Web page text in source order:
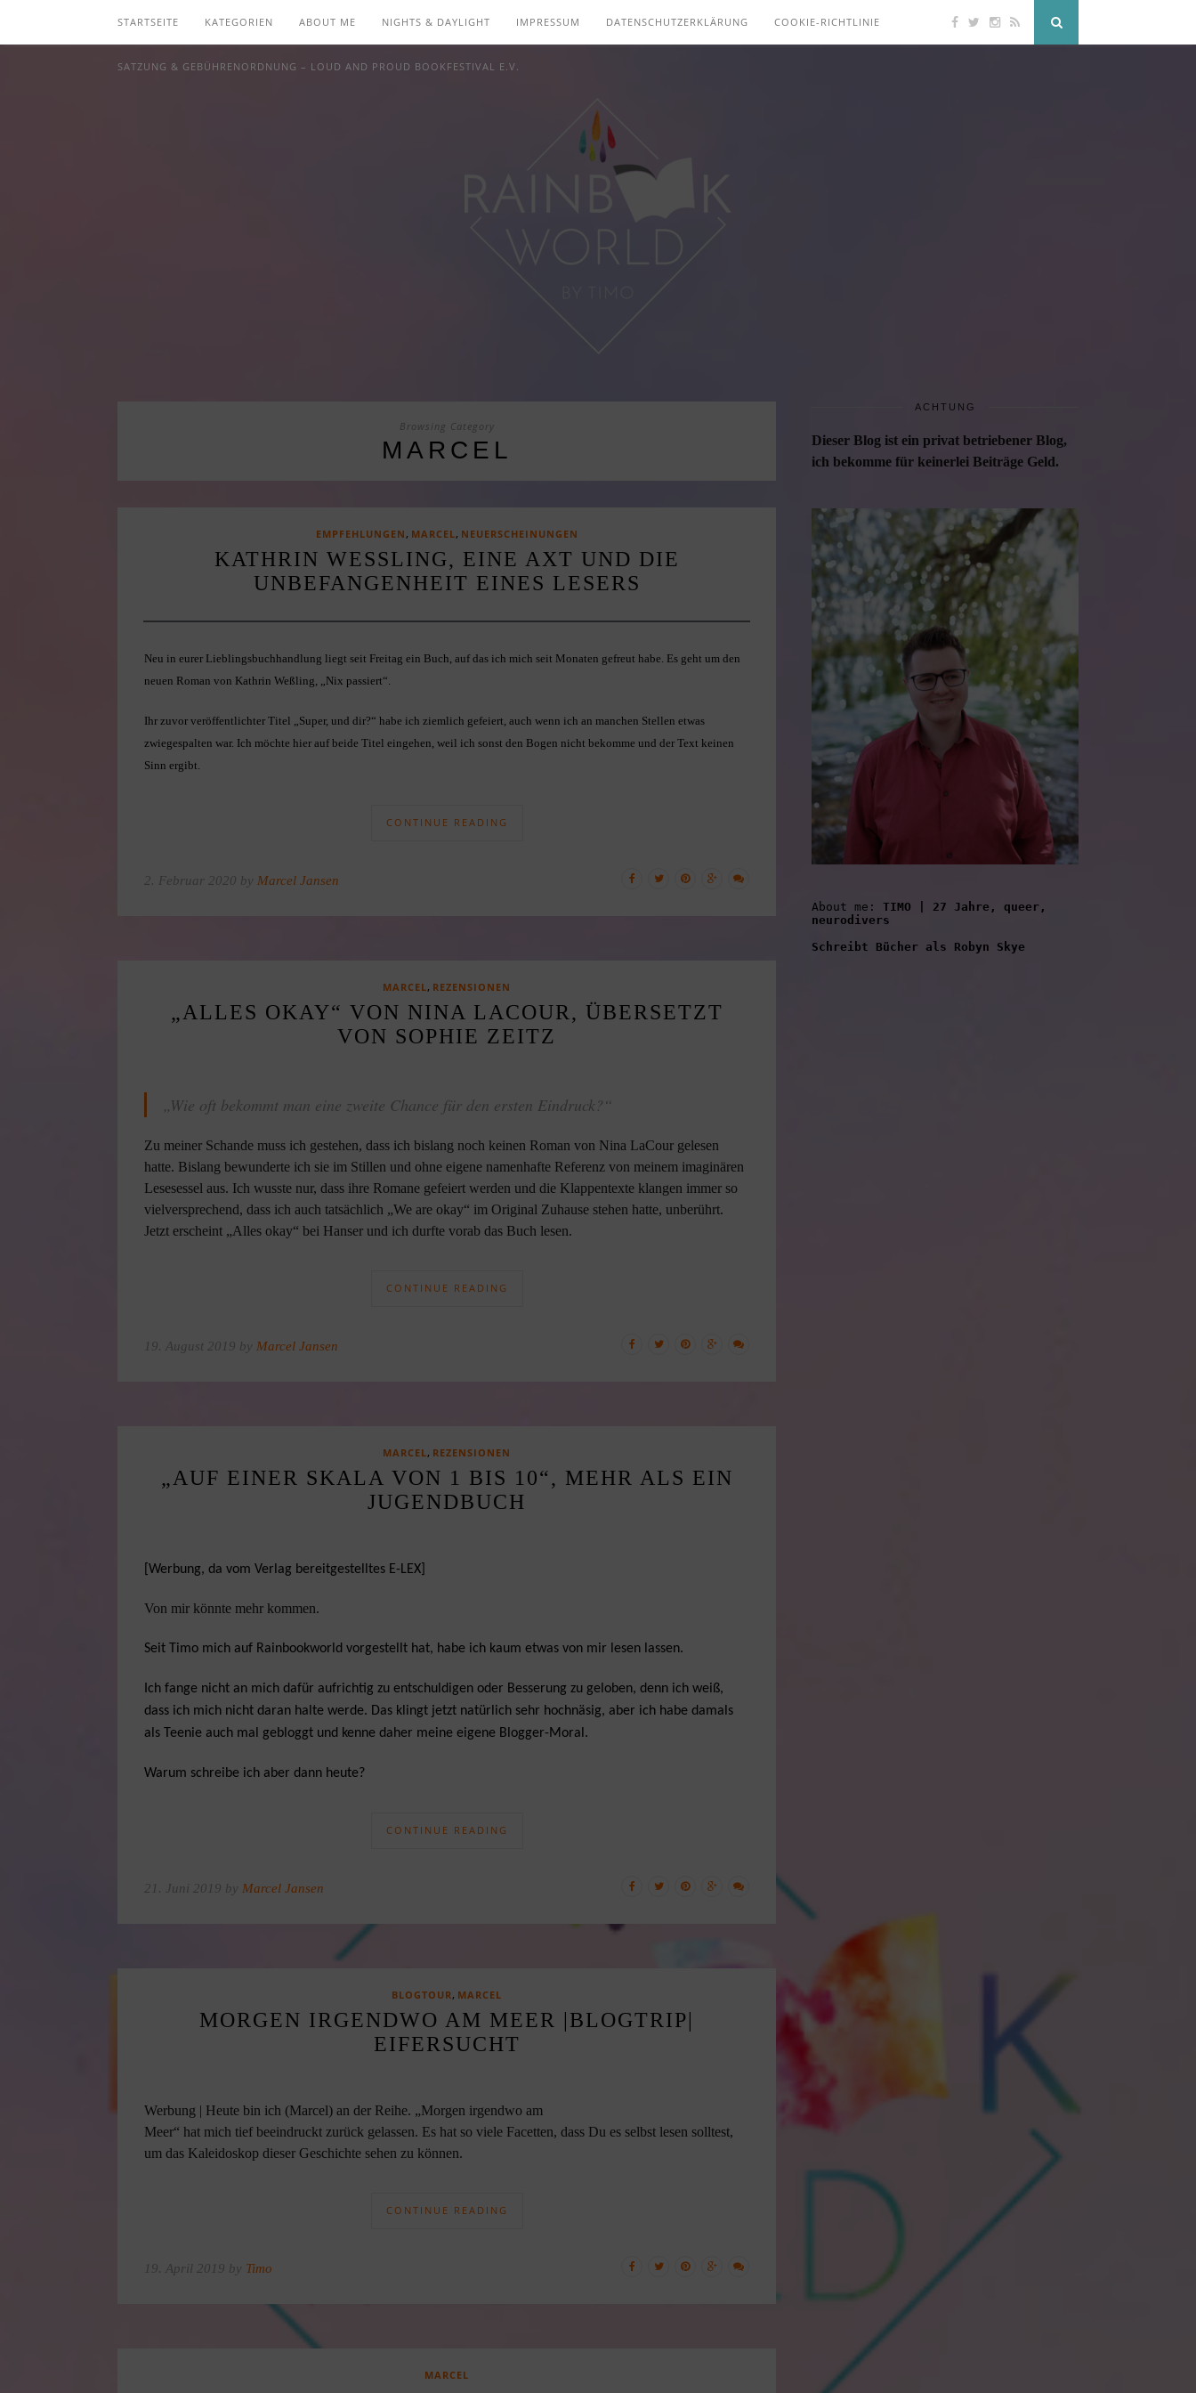
STARTSEITE KATEGORIEN ABOUT ME NIGHTS & DAYLIGHT IMPRESSUM DATENSCHUTZERKLÄRUNG COOKIE-RICHTLINIE
SATZUNG & GEBÜHRENORDNUNG – LOUD AND PROUD BOOKFESTIVAL E.V.
Browsing Category
MARCEL
EMPFEHLUNGEN , MARCEL, NEUERSCHEINUNGEN
KATHRIN WESSLING, EINE AXT UND DIE U
NBEFANGENHEIT EINES LESERS
Neu in eurer Lieblingsbuchhandlung liegt seit Freitag ein Buch, auf das ich mich seit Monaten gefreut habe. Es geht um den
neuen Roman von Kathrin Weßling, „Nix passiert“.
Ihr zuvor veröffentlichter Titel „Super, und dir?“ habe ich ziemlich gefeiert, auch wenn ich an manchen Stellen etwas
zwiegespalten war. Ich möchte hier auf beide Titel eingehen, weil ich sonst den Bogen nicht bekomme und der Text keinen
Sinn ergibt.
CONTINUE READING
2. Februar 2020 by Marcel Jansen
MARCEL, REZENSIONEN
„ALLES OKAY“ VON NINA LACOUR, ÜBERSETZT
VON SOPHIE ZEITZ
„Wie oft bekommt man eine zweite Chance für den ersten Eindruck?“
Zu meiner Schande muss ich gestehen, dass ich bislang noch keinen Roman von Nina LaCour gelesen
hatte. Bislang bewunderte ich sie im Stillen und ohne eigene namenhafte Referenz von meinem imaginären
Lesesessel aus. Ich wusste nur, dass ihre Romane gefeiert werden und die Klappentexte klangen immer so
vielversprechend, dass ich auch tatsächlich „We are okay“ im Original Zuhause stehen hatte, unberührt.
Jetzt erscheint „Alles okay“ bei Hanser und ich durfte vorab das Buch lesen.
CONTINUE READING
19. August 2019 by Marcel Jansen
MARCEL, REZENSIONEN
„AUF EINER SKALA VON 1 BIS 10“, MEHR ALS EIN
JUGENDBUCH
[Werbung, da vom Verlag bereitgestelltes E-LEX]
Von mir könnte mehr kommen.
Seit Timo mich auf Rainbookworld vorgestellt hat, habe ich kaum etwas von mir lesen lassen.
Ich fange nicht an mich dafür aufrichtig zu entschuldigen oder Besserung zu geloben, denn ich weiß,
dass ich mich nicht daran halte werde. Das klingt jetzt natürlich sehr hochnäsig, aber ich habe damals
als Teenie auch mal gebloggt und kenne daher meine eigene Blogger-Moral.
Warum schreibe ich aber dann heute?
CONTINUE READING
21. Juni 2019 by Marcel Jansen
BLOGTOUR, MARCEL
MORGEN IRGENDWO AM MEER |BLOGTRIP|
EIFERSUCHT
Werbung | Heute bin ich (Marcel) an der Reihe. „Morgen irgendwo am
Meer“ hat mich tief beeindruckt zurück gelassen. Es hat so viele Facetten, dass Du es selbst lesen solltest,
um das Kaleidoskop dieser Geschichte sehen zu können.
CONTINUE READING
19. April 2019 by Timo
MARCEL
ACHTUNG
Dieser Blog ist ein privat betriebener Blog,
ich bekomme für keinerlei Beiträge Geld.
About me: TIMO | 27 Jahre, queer,
neurodivers
Schreibt Bücher als Robyn Skye